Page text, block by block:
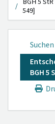
549]
Suchen
BGH 5